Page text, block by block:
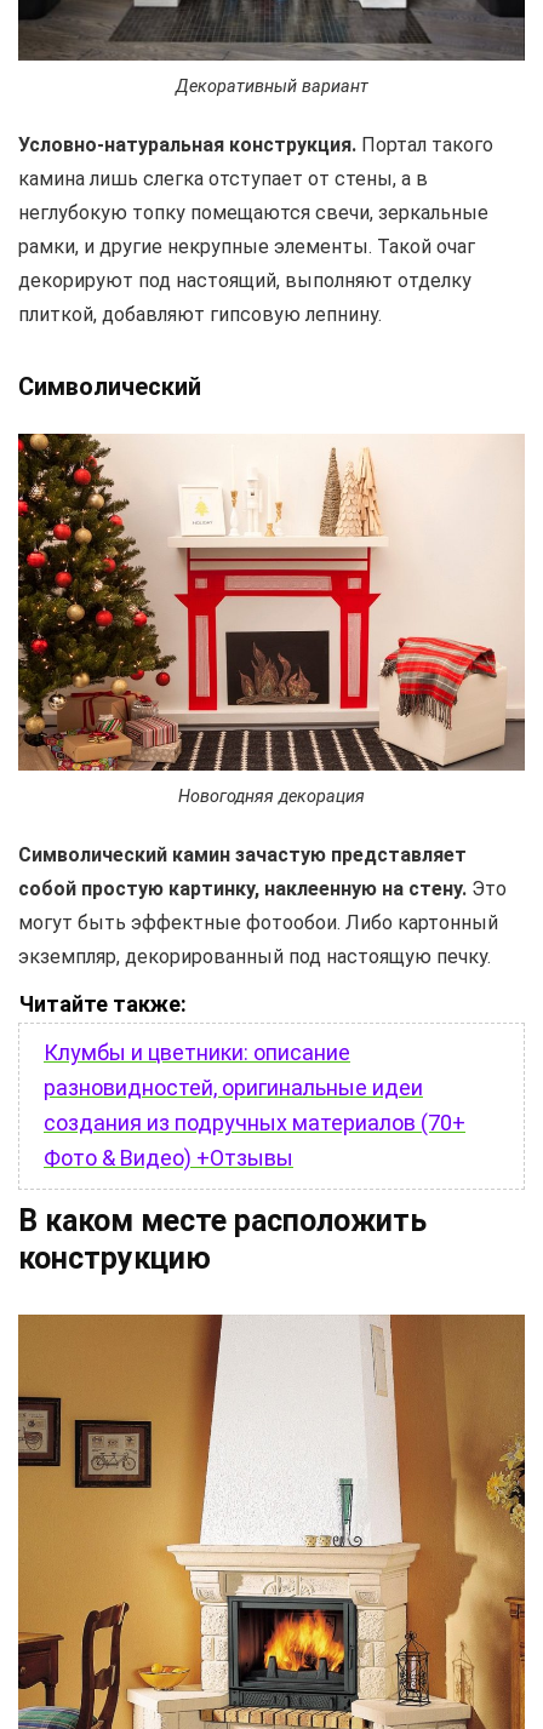
Декоративный вариант
Условно-натуральная конструкция. Портал такого
камина лишь слегка отступает от стены, а в
неглубокую топку помещаются свечи, зеркальные
рамки, и другие некрупные элементы. Такой очаг
декорируют под настоящий, выполняют отделку
плиткой, добавляют гипсовую лепнину.
Символический
Новогодняя декорация
Символический камин зачастую представляет
собой простую картинку, наклеенную на стену. Это
могут быть эффектные фотообои. Либо картонный
экземпляр, декорированный под настоящую печку.
Читайте также:
Клумбы и цветники: описание
разновидностей, оригинальные идеи
создания из подручных материалов (70+
Фото & Видео) +Отзывы
В каком месте расположить
конструкцию